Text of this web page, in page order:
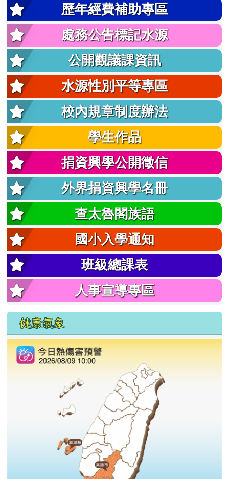
歷年經費補助專區
處務公告標記水源
公開觀議課資訊
水源性別平等專區
校內規章制度辦法
學生作品
捐資興學公開徵信
外界捐資興學名冊
查太魯閣族語
國小入學通知
班級總課表
人事宣導專區
健康氣象